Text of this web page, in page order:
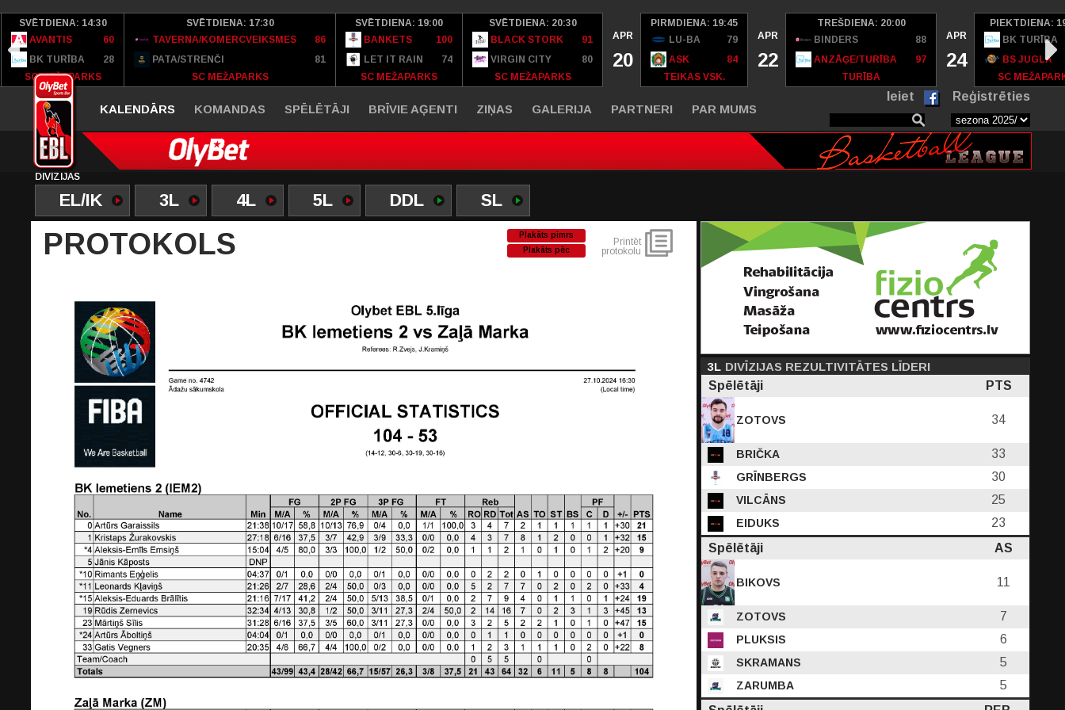
SVĒTDIENA: 14:30
AVANTIS
60
BK TURĪBA
28
SC MEŽAPARKS
SVĒTDIENA: 17:30
TAVERNA/KOMERCVEIKSMES
86
PATA/STRENČI
81
SC MEŽAPARKS
SVĒTDIENA: 19:00
BANKETS
100
LET IT RAIN
74
SC MEŽAPARKS
SVĒTDIENA: 20:30
BLACK STORK
91
VIRGIN CITY
80
SC MEŽAPARKS
APR
20
PIRMDIENA: 19:45
LU-BA
79
ASK
84
TEIKAS VSK.
APR
22
TREŠDIENA: 20:00
BINDERS
88
ANZĀĢE/TURĪBA
97
TURĪBA
APR
24
PIEKTDIENA:
BK TURĪBA
BS JUGLA
SC
KALENDĀRS KOMANDAS SPĒLĒTĀJI BRĪVIE AĢENTI ZIŅAS GALERIJA PARTNERI PAR MUMS
Ieiet Reģistrēties
DIVĪZIJAS
EL/IK 3L 4L 5L DDL SL
PROTOKOLS
Plakāts pimrs
Plakāts pēc
Printēt
protokolu
3L DIVĪZIJAS REZULTIVITĀTES LĪDERI
Spēlētāji
PTS
ZOTOVS 34
BRIČKA 33
GRĪNBERGS 30
VILCĀNS 25
EIDUKS
23
Spēlētāji
AS
BIKOVS 11
ZOTOVS 7
PLUKSIS 6
SKRAMANS 5
ZARUMBA
5